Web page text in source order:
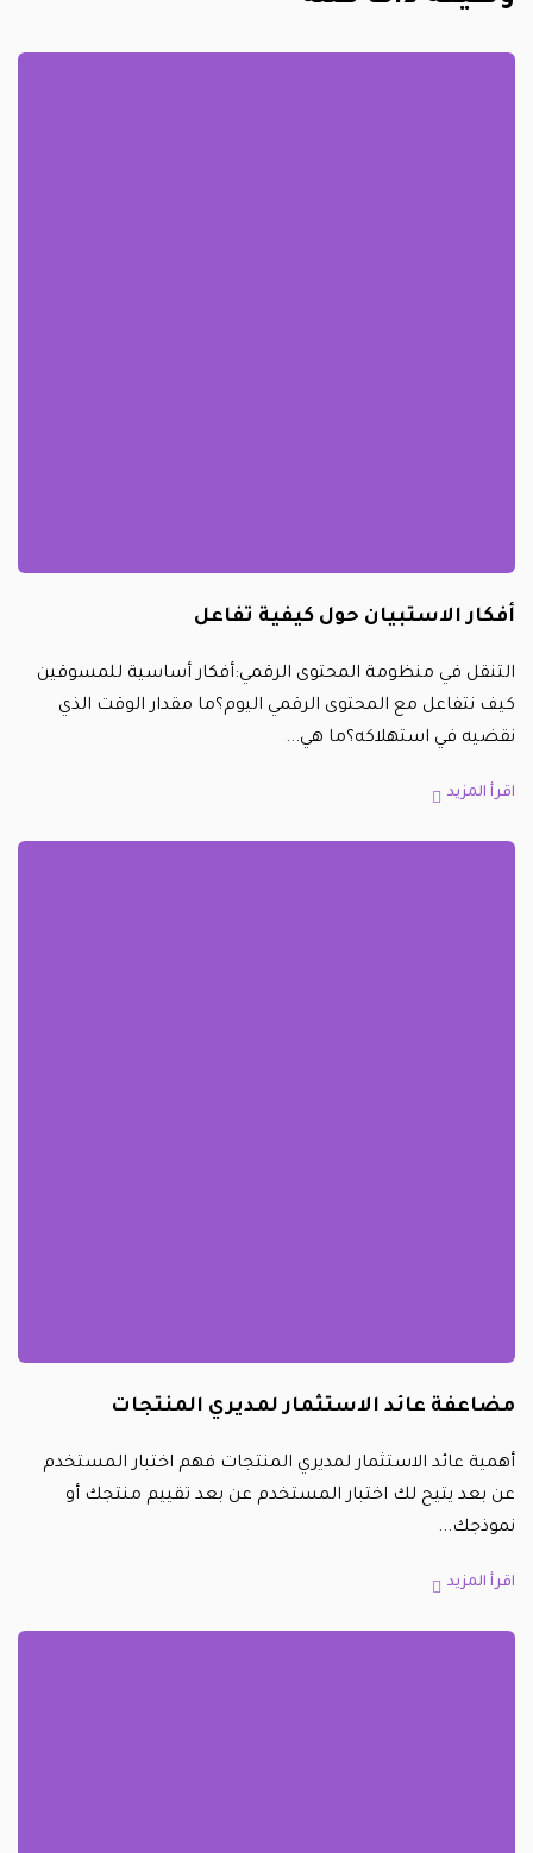
أفكار الاستبيان حول كيفية تفاعل
التنقل في منظومة المحتوى الرقمي:أفكار أساسية للمسوقين
كيف نتفاعل مع المحتوى الرقمي اليوم؟ما مقدار الوقت الذي
نقضيه في استهلاكه؟ما هي
اقرأ المزيد
مضاعفة عائد الاستثمار لمديري المنتجات
أهمية عائد الاستثمار لمديري المنتجات فهم اختبار المستخدم
عن بعد يتيح لك اختبار المستخدم عن بعد تقييم منتجك أو
نموذجك
اقرأ المزيد